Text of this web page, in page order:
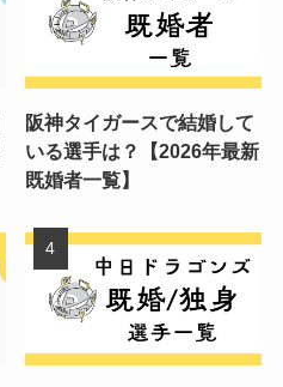
阪神タイガースで結婚して
いる選手は？【2026年最新
既婚者一覧】